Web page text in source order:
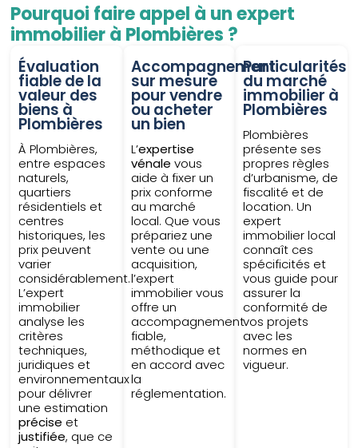
Pourquoi faire appel à un expert
immobilier à Plombières ?
Évaluation
fiable de la
valeur des
biens à
Plombières
À Plombières,
entre espaces
naturels,
quartiers
résidentiels et
centres
historiques, les
prix peuvent
varier
considérablement.
L’expert
immobilier
analyse les
critères
techniques,
juridiques et
environnementaux
pour délivrer
une estimation
précise et
justifiée, que ce
Accompagnement
sur mesure
pour vendre
ou acheter
un bien
L’expertise
vénale vous
aide à fixer un
prix conforme
au marché
local. Que vous
prépariez une
vente ou une
acquisition,
l’expert
immobilier vous
offre un
accompagnement
fiable,
méthodique et
en accord avec
la
réglementation.
Particularités
du marché
immobilier à
Plombières
Plombières
présente ses
propres règles
d’urbanisme, de
fiscalité et de
location. Un
expert
immobilier local
connaît ces
spécificités et
vous guide pour
assurer la
conformité de
vos projets
avec les
normes en
vigueur.